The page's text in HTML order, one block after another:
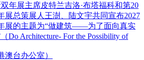
展主席皮特兰吉洛·布塔福科和第20
展总策展人王澍、陆文宇共同宣布2027
展的主题为“做建筑——为了面向真实
Do Architecture- For the Possibility of
澳台办公室）